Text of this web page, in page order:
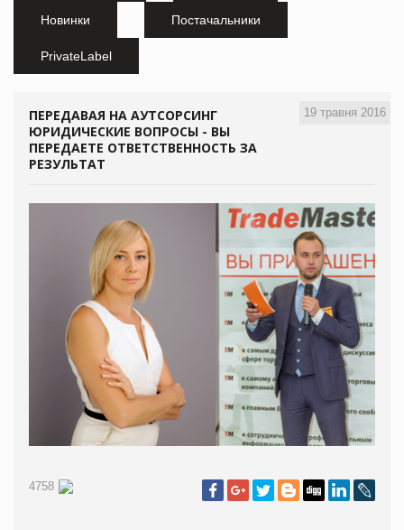
Новинки Постачальники
PrivateLabel
19 травня 2016
ПЕРЕДАВАЯ НА АУТСОРСИНГ
ЮРИДИЧЕСКИЕ ВОПРОСЫ - ВЫ
ПЕРЕДАЕТЕ ОТВЕТСТВЕННОСТЬ ЗА
РЕЗУЛЬТАТ
4758